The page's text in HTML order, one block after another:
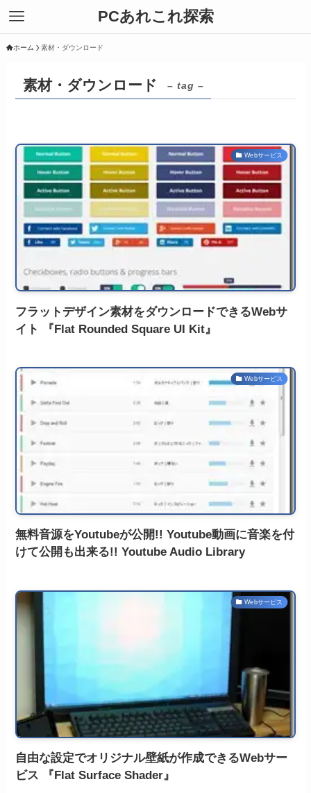
PCあれこれ探索
ホーム 素材・ダウンロード
素材・ダウンロード – tag –
Webサービス
フラットデザイン素材をダウンロードできるWebサ
イト 『Flat Rounded Square UI Kit』
Webサービス
無料音源をYoutubeが公開!! Youtube動画に音楽を付
けて公開も出来る!! Youtube Audio Library
Webサービス
自由な設定でオリジナル壁紙が作成できるWebサー
ビス 『Flat Surface Shader』